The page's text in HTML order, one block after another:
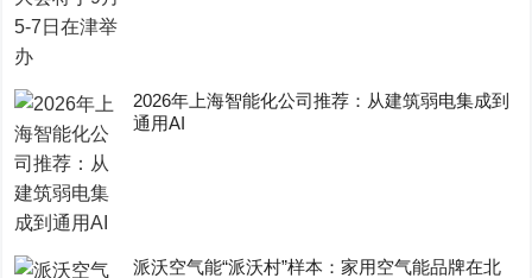
2026年上海智能化公司推荐：从建筑弱电集成到
通用AI
派沃空气能“派沃村”样本：家用空气能品牌在北